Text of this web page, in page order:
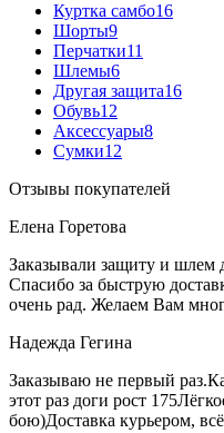
Куртка самбо16
Шорты9
Перчатки11
Шлемы6
Другая защита16
Обувь12
Аксессуары8
Сумки12
Отзывы покупателей
Елена Горетова
Заказывали защиту и шлем
Спасибо за быструю
очень рад. Желаем Вам
Надежда Гегина
Заказываю не первый
этот раз доги рост
бою)Доставка курьером,